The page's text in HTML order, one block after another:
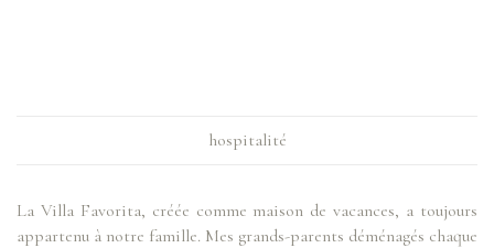
hospitalité
La Villa Favorita, créée comme maison de vacances, a toujours
appartenu à notre famille. Mes grands-parents déménagés chaque